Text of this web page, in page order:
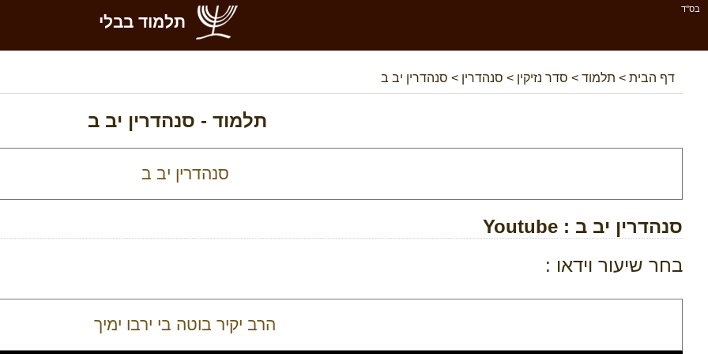
בס''ד
תלמוד בבלי
דף הבית > תלמוד > סדר נזיקין > סנהדרין > סנהדרין יב ב
תלמוד - סנהדרין יב ב
סנהדרין יב ב : Youtube
בחר שיעור וידאו :